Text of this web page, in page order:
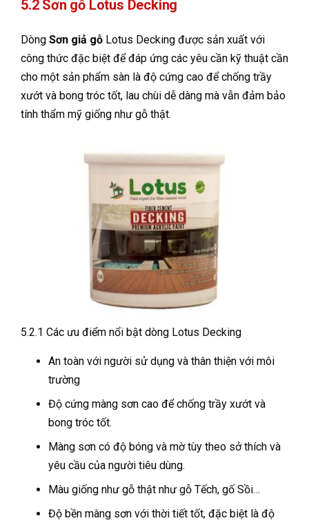
5.2 Sơn gỗ Lotus Decking
Dòng Sơn giả gỗ Lotus Decking được sản xuất với
công thức đặc biệt để đáp ứng các yêu cần kỹ thuật cần
cho một sản phẩm sàn là độ cứng cao để chống trầy
xướt và bong tróc tốt, lau chùi dễ dàng mà vẫn đảm bảo
tính thẩm mỹ giống như gỗ thật.
5.2.1 Các ưu điểm nổi bật dòng Lotus Decking
An toàn với người sử dụng và thân thiện với môi
trường
Độ cứng màng sơn cao để chống trầy xướt và
bong tróc tốt.
Màng sơn có độ bóng và mờ tùy theo sở thích và
yêu cầu của người tiêu dùng.
Màu giống như gỗ thật như gỗ Tếch, gố Sồi…
Độ bền màng sơn với thời tiết tốt, đặc biệt là độ